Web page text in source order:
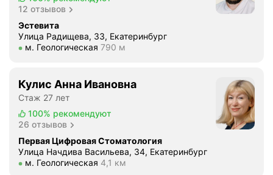
12 отзывов
Эстевита
Улица Радищева, 33, Екатеринбург
Метро м. Геологическая Расстояние 790 м
м. Геологическая 790 м
Кулис Анна Ивановна
Стаж 27 лет
100% рекомендуют
26 отзывов
Первая Цифровая Стоматология
Улица Начдива Васильева, 34, Екатеринбург
Метро м. Геологическая Расстояние 4,1 км
м. Геологическая 4,1 км